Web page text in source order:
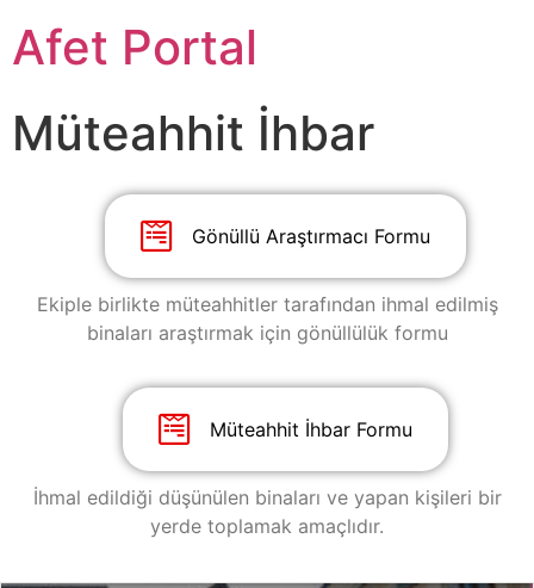
Afet Portal
Müteahhit İhbar
Gönüllü Araştırmacı Formu
Ekiple birlikte müteahhitler tarafından ihmal edilmiş
binaları araştırmak için gönüllülük formu
Müteahhit İhbar Formu
İhmal edildiği düşünülen binaları ve yapan kişileri bir
yerde toplamak amaçlıdır.